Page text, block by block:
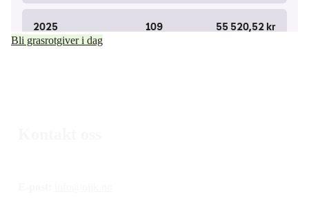
Bli grasrotgiver i dag